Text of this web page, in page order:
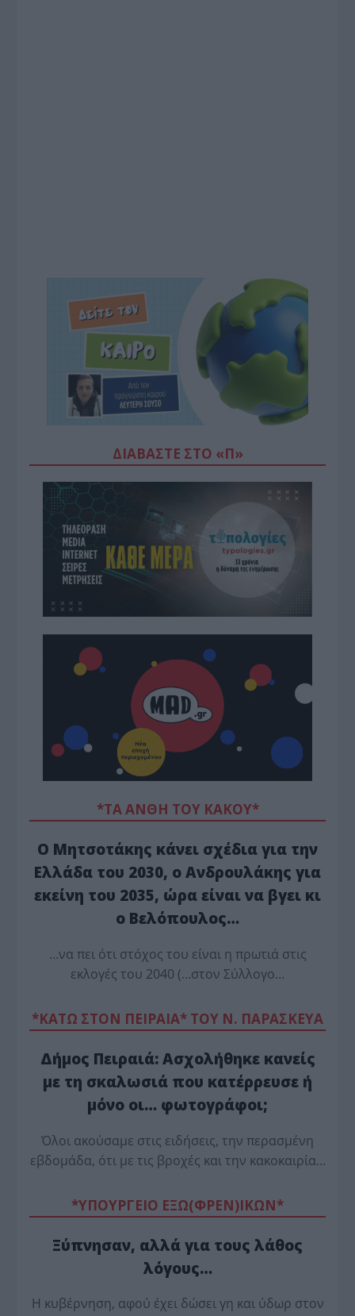
ΔΙΑΒΆΣΤΕ ΣΤΟ «Π»
*ΤΑ ΆΝΘΗ ΤΟΥ ΚΑΚΟΎ*
Ο Μητσοτάκης κάνει σχέδια για την
Ελλάδα του 2030, ο Ανδρουλάκης για
εκείνη του 2035, ώρα είναι να βγει κι
ο Βελόπουλος…
…να πει ότι στόχος του είναι η πρωτιά στις
εκλογές του 2040 (…στον Σύλλογο…
*ΚΑΤΩ ΣΤΟΝ ΠΕΙΡΑΙΑ* ΤΟΥ Ν. ΠΑΡΑΣΚΕΥΑ
Δήμος Πειραιά: Ασχολήθηκε κανείς
με τη σκαλωσιά που κατέρρευσε ή
μόνο οι… φωτογράφοι;
Όλοι ακούσαμε στις ειδήσεις, την περασμένη
εβδομάδα, ότι με τις βροχές και την κακοκαιρία…
*ΥΠΟΥΡΓΕΙΟ ΕΞΩ(ΦΡΕΝ)ΙΚΩΝ*
Ξύπνησαν, αλλά για τους λάθος
λόγους…
Η κυβέρνηση, αφού έχει δώσει γη και ύδωρ στον